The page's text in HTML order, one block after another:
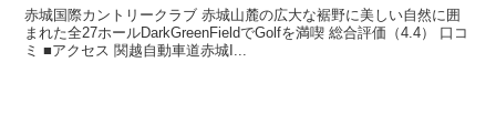
赤城国際カントリークラブ 赤城山麓の広大な裾野に美しい自然に囲
まれた全27ホールDarkGreenFieldでGolfを満喫 総合評価（4.4） 口コ
ミ ■アクセス 関越自動車道赤城I...